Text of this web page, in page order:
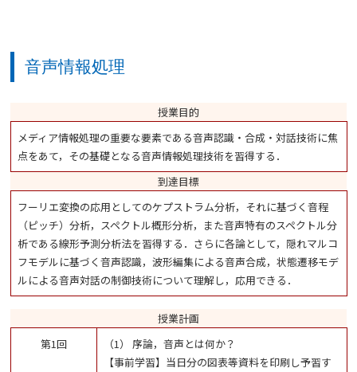
音声情報処理
授業目的
メディア情報処理の重要な要素である音声認識・合成・対話技術に焦
点をあて，その基礎となる音声情報処理技術を習得する．
到達目標
フーリエ変換の応用としてのケプストラム分析，それに基づく音程
（ピッチ）分析，スペクトル概形分析，また音声特有のスペクトル分
析である線形予測分析法を習得する．さらに各論として，隠れマルコ
フモデルに基づく音声認識，波形編集による音声合成，状態遷移モデ
ルによる音声対話の制御技術について理解し，応用できる．
授業計画
第1回
（1） 序論，音声とは何か？
【事前学習】当日分の図表等資料を印刷し予習す